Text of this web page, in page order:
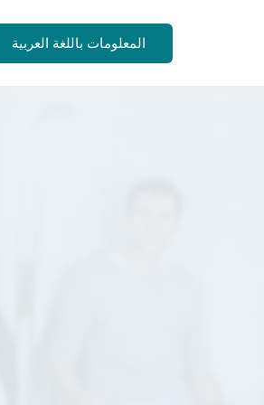
المعلومات باللغة العربية